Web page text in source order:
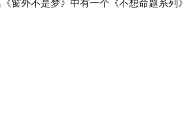
窗外不是梦》中有一个《不想命题系列》